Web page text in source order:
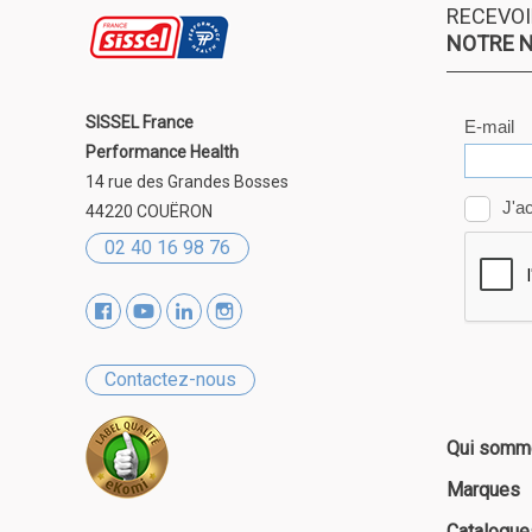
plus s'il y avait d'autres services de livraison sur
mais si DPD est la seule option de livraison, il est
je commanderai ailleurs et c'est bien dommage.
SISSEL France
Performance Health
14 rue des Grandes Bosses
44220 COUËRON
02 40 16 98 76
Contactez-nous
NOTRE
Qui
Marques